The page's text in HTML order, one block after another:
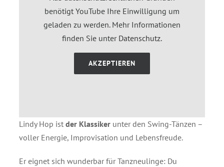
benötigt YouTube Ihre Einwilligung um
geladen zu werden. Mehr Informationen
finden Sie unter Datenschutz.
AKZEPTIEREN
Lindy Hop ist der Klassikerunter den Swing-Tänzen –
voller Energie, Improvisation und Lebensfreude.
Er eignet sich wunderbar für Tanzneulinge: Du